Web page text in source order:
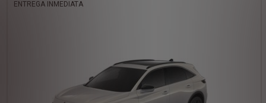
ENTREGA INMEDIATA